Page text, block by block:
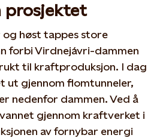
prosjektet
og høst tappes store
forbi Virdnejávri-dammen
til kraftproduksjon. I dag
ut gjennom flomtunneler,
nedenfor dammen. Ved å
gjennom kraftverket i
av fornybar energi